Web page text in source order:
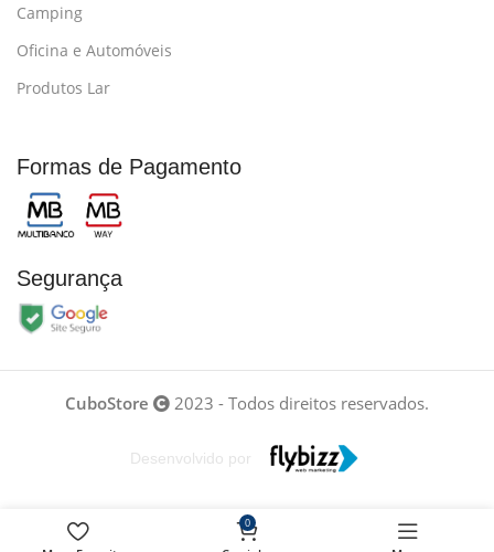
Camping
Oficina e Automóveis
Produtos Lar
Formas de Pagamento
Segurança
CuboStore 2023 - Todos direitos reservados.
Desenvolvido por
0